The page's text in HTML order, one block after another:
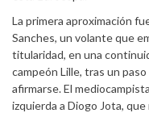
La primera aproximación
Sanches, un volante que
titularidad, en una
campeón Lille, tras un
afirmarse. El
izquierda a Diogo Jota,